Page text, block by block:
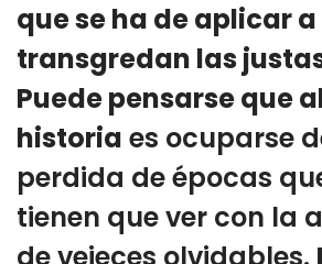
que se ha de aplicar
transgredan las
Puede pensarse que
historia es ocuparse
perdida de épocas
tienen que ver con la